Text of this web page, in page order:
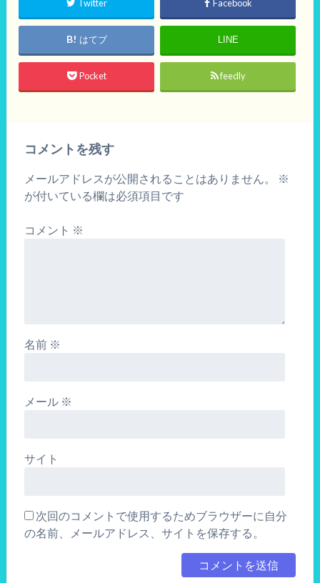
Twitter Facebook
はてブ LINE
Pocket feedly
コメントを残す
メールアドレスが公開されることはありません。
※
が付いている欄は必須項目です
コメント ※
名前 ※
メール ※
サイト
次回のコメントで使用するためブラウザーに自分
の名前、メールアドレス、サイトを保存する。